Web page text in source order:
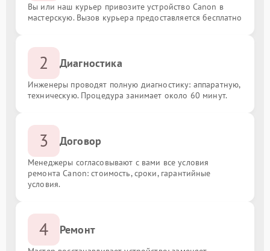
Вы или наш курьер привозите устройство Canon в
мастерскую. Вызов курьера предоставляется бесплатно
2 Диагностика
Инженеры проводят полную диагностику: аппаратную,
техническую. Процедура занимает около 60 минут.
3 Договор
Менеджеры согласовывают с вами все условия
ремонта Canon: стоимость, сроки, гарантийные
условия.
4 Ремонт